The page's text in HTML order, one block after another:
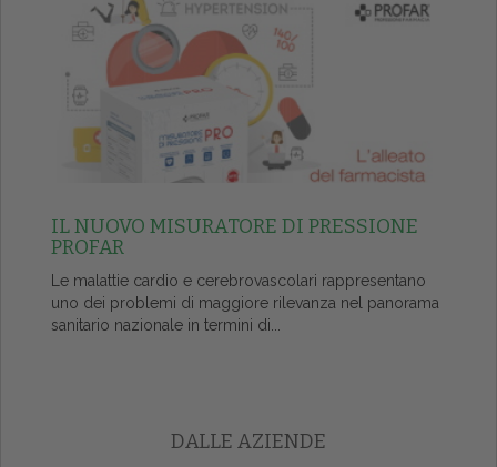
IL NUOVO MISURATORE DI PRESSIONE
PROFAR
Le malattie cardio e cerebrovascolari rappresentano
uno dei problemi di maggiore rilevanza nel panorama
sanitario nazionale in termini di...
DALLE AZIENDE